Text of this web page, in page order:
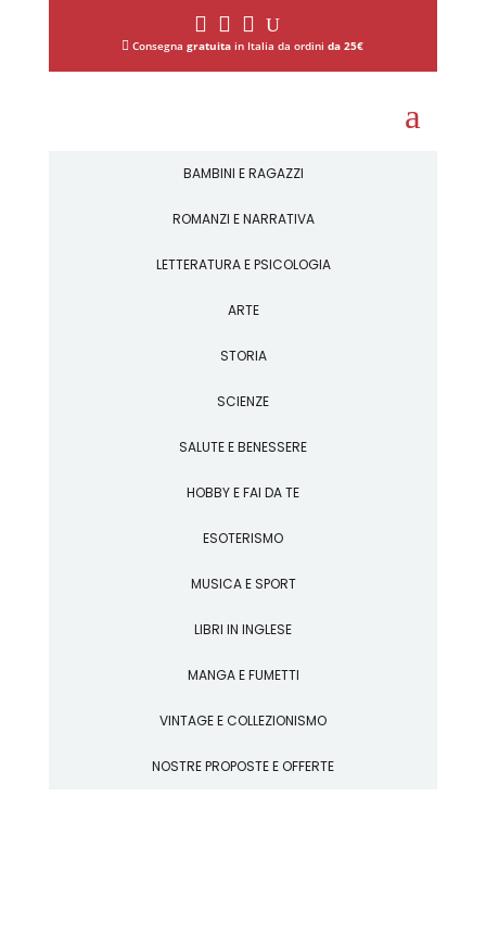
  U
 Consegnagratuita in Italia da ordinida 25€
a
BAMBINI E RAGAZZI
ROMANZI E NARRATIVA
LETTERATURA E PSICOLOGIA
ARTE
STORIA
SCIENZE
SALUTE E BENESSERE
HOBBY E FAI DA TE
ESOTERISMO
MUSICA E SPORT
LIBRI IN INGLESE
MANGA E FUMETTI
VINTAGE E COLLEZIONISMO
NOSTRE PROPOSTE E OFFERTE